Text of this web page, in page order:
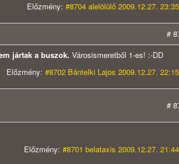
Előzmény: #8704 alelölülő 2009.12.27.
#
jártak a buszok. Városismeretből 1-es! :-DD
Előzmény: #8702 Bántelki Lajos 2009.12.27.
#
Előzmény: #8701 belataxis 2009.12.27.